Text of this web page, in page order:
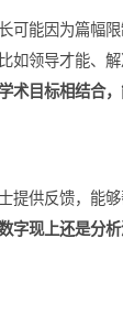
决心与追求。
，这些特长
的能力，比如
或专业人士